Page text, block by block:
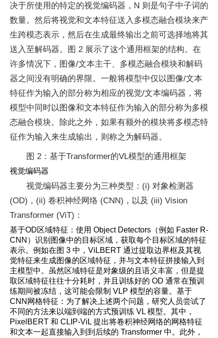
决于所使用的特定的视觉编码器，N 则是句子中子词的
数量。然后将视觉和文本特征送入多模态融合模块来产
生跨模态表示，然后在生成最终输出之前可选择地将其
送入至解码器。图 2 展示了这个通用框架的结构。在
许多情况下，图像/文本主干、多模态融合模块和解码
器之间没有明确的界限。一般将模型中仅以图像/文本
特征作为输入的部分称为相应的视觉/文本编码器，将
模型中同时以图像和文本特征作为输入的部分称为多模
态融合模块。除此之外，如果有额外的模块将多模态特
征作为输入来生成输出，则称之为解码器。
图 2：基于Transformer的VL模型的通用框架
视觉编码器
视觉编码器主要分为三种类型：(i) 对象检测器
(OD)，(ii) 卷积神经网络 (CNN)，以及 (iii) Vision
Transformer (ViT)：
基于OD区域特征：使用 Object Detectors（例如 Faster R-
CNN）识别图像中的目标区域，获取每个目标区域的特征
表示。例如在图 3 中，ViLBERT 通过提取边界框及其视
觉特征来生成图像的区域特征，并与文本特征拼接输入到
主模型中。虽然区域特征是对象级的且语义丰富，但是提
取区域特征往往十分耗时，并且训练好的 OD 通常在预训
练期间被冻结，这可能会限制 VLP 模型的容量。基于
CNN网格特征：为了解决上述两个问题，研究人员尝试了
不同的方法来以端到端的方式预训练 VL 模型。其中，
PixelBERT 和 CLIP-ViL 提出将卷积神经网络的网格特征
和文本一起直接输入到到后续的 Transformer 中。此外，